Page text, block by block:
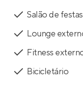
Salão de
Lounge
Fitness
Bicicletário